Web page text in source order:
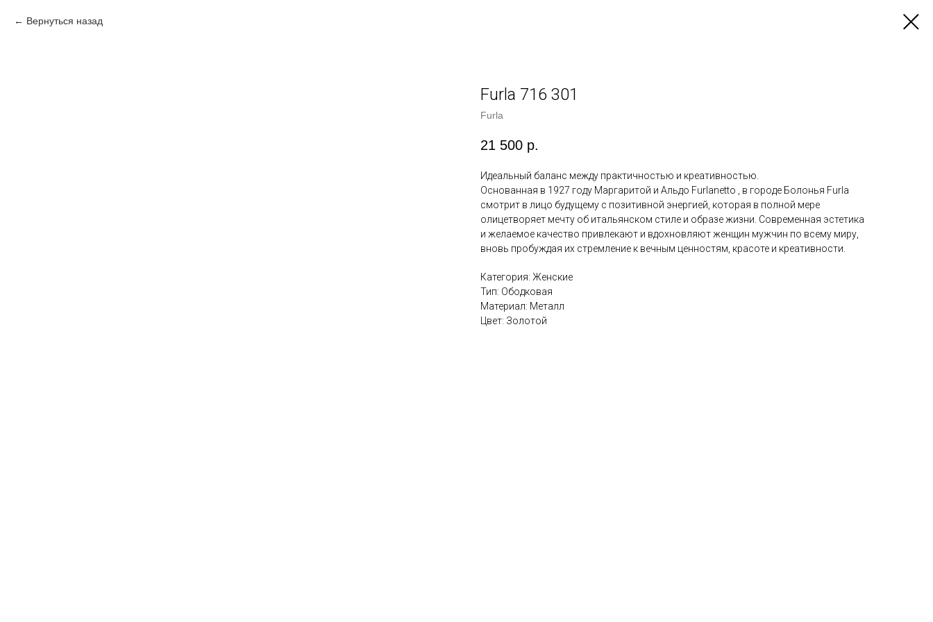
Вернуться назад
Furla 716 301
Furla
21 500 р.
Идеальный баланс между практичностью и креативностью.
Основанная в 1927 году Маргаритой и Альдо Furlanetto , в городе Болонья Furla
смотрит в лицо будущему с позитивной энергией, которая в полной мере
олицетворяет мечту об итальянском стиле и образе жизни. Современная эстетика
и желаемое качество привлекают и вдохновляют женщин мужчин по всему миру,
вновь пробуждая их стремление к вечным ценностям, красоте и креативности.
Категория: Женские
Тип: Ободковая
Материал: Металл
Цвет: Золотой